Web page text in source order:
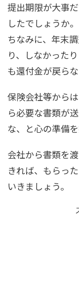
提出期限が大事
したでしょうか。
ちなみに、年末
り、しなかった
も還付金が戻ら
保険会社等から
ら必要な書類が
な、と心の準備
会社から書類を
きれば、もらっ
いきましょう。